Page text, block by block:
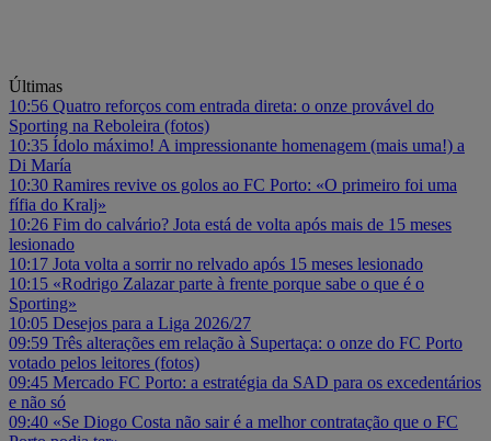
Últimas
10:56 Quatro reforços com entrada direta: o onze provável do
Sporting na Reboleira (fotos)
10:35 Ídolo máximo! A impressionante homenagem (mais uma!) a
Di María
10:30 Ramires revive os golos ao FC Porto: «O primeiro foi uma
fífia do Kralj»
10:26 Fim do calvário? Jota está de volta após mais de 15 meses
lesionado
10:17 Jota volta a sorrir no relvado após 15 meses lesionado
10:15 «Rodrigo Zalazar parte à frente porque sabe o que é o
Sporting»
10:05 Desejos para a Liga 2026/27
09:59 Três alterações em relação à Supertaça: o onze do FC Porto
votado pelos leitores (fotos)
09:45 Mercado FC Porto: a estratégia da SAD para os excedentários
e não só
09:40 «Se Diogo Costa não sair é a melhor contratação que o FC